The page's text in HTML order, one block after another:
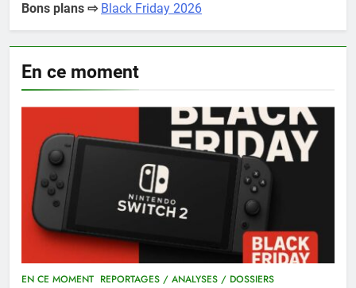
Bons plans ⇨ Black Friday 2026
En ce moment
EN CE MOMENT REPORTAGES / ANALYSES / DOSSIERS